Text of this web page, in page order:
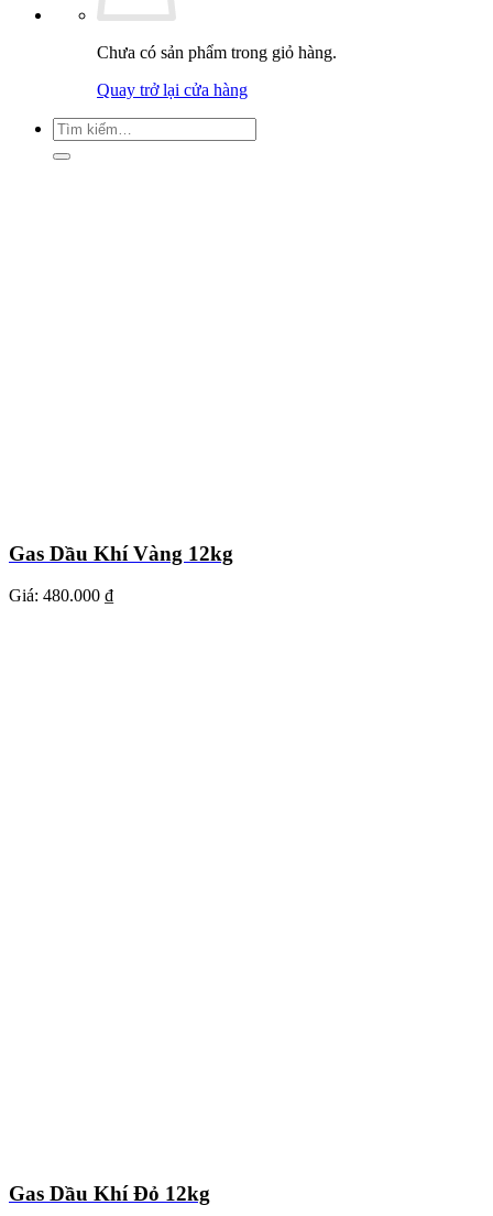
Chưa có sản phẩm trong giỏ hàng.
Quay trở lại cửa hàng
Tìm
kiếm:
Gas Dầu Khí Vàng 12kg
Giá: 480.000 ₫
Gas Dầu Khí Đỏ 12kg